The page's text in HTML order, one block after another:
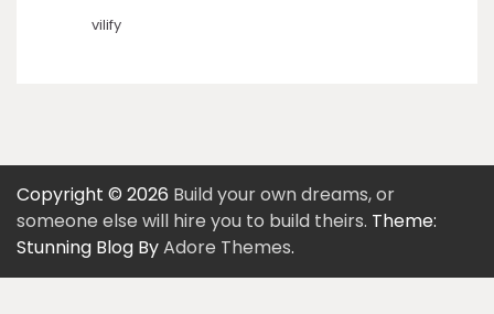
vilify
Copyright © 2026 Build your own dreams, or
someone else will hire you to build theirs. Theme:
Stunning Blog ByAdore Themes.